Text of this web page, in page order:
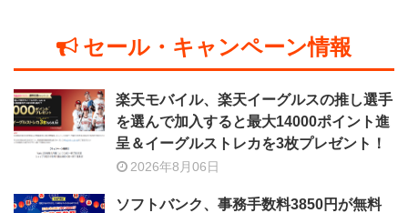
セール・キャンペーン情報
楽天モバイル、楽天イーグルスの推し選手
を選んで加入すると最大14000ポイント進
呈＆イーグルストレカを3枚プレゼント！
2026年8月06日
ソフトバンク、事務手数料3850円が無料